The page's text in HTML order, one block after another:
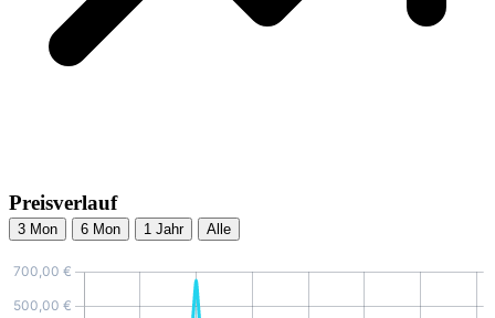
Preisverlauf
3 Mon 6 Mon 1 Jahr Alle